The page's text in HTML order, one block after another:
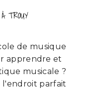
TROUY
de musique
apprendre et
musicale ?
l'endroit parfait